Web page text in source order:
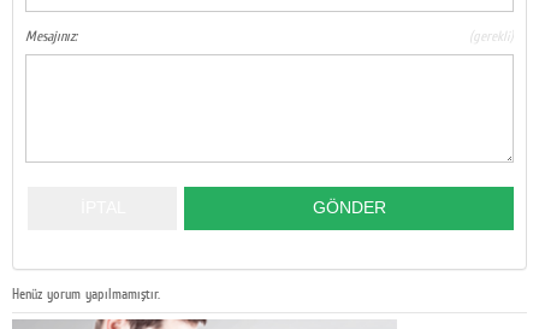
Mesajınız: (gerekli)
Henüz yorum yapılmamıştır.